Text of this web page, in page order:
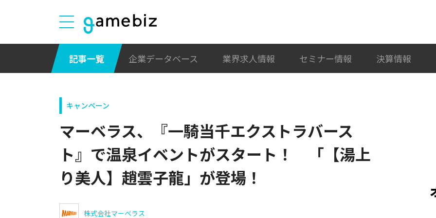
記事一覧 企業データベース 業界求人情報 セミナー情報 決算情報
キャンペーン
マーベラス、『一騎当千エクストラバース
ト』で温泉イベントがスタート！ 「【湯上
り美人】趙雲子龍」が登場！
株式会社マーベラス